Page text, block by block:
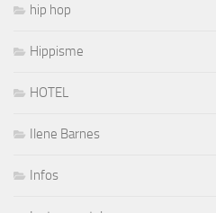
hip hop
Hippisme
HOTEL
Ilene Barnes
Infos